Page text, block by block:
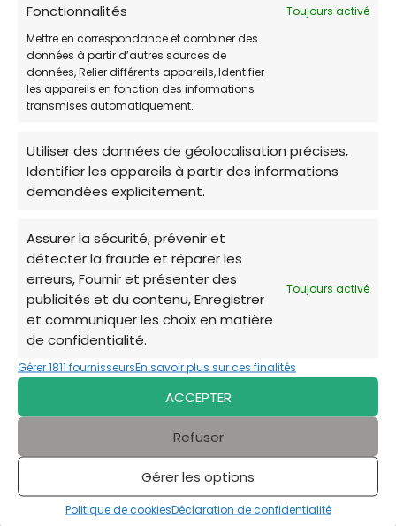
Fonctionnalités
Toujours activé
Mettre en correspondance et combiner des
données à partir d’autres sources de
données, Relier différents appareils, Identifier
les appareils en fonction des informations
transmises automatiquement.
Utiliser des données de géolocalisation précises,
Identifier les appareils à partir des informations
demandées explicitement.
Assurer la sécurité, prévenir et
détecter la fraude et réparer les
erreurs, Fournir et présenter des
publicités et du contenu, Enregistrer
et communiquer les choix en matière
de confidentialité.
Toujours activé
Gérer 1811 fournisseursEn savoir plus sur ces finalités
ACCEPTER
Refuser
Gérer les options
Politique de cookiesDéclaration de confidentialité
HORAIRES DE PERMANENCE:
JOUR
HORAIRES:
Lundi
Non disponible
Mardi
Non disponible
Mercredi
Non disponible
Vendredi
Non disponible
Samedi
Non disponible
Dimanche
Non disponible
Merci d'avoir exploréles options d'adoption
à Verrières-en-Anjou. Les refuges locaux
dépendent de votre générosité et de votre
soutien pour continuer leur mission vitale. Que